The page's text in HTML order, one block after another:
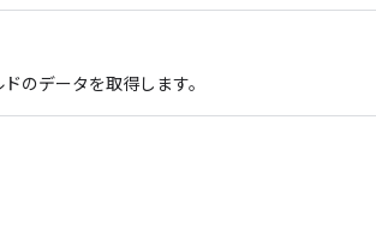
のデータを取得します。